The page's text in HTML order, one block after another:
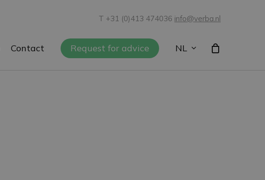
T +31 (0)413 474036 info@verba.nl
Contact Request for advice NL